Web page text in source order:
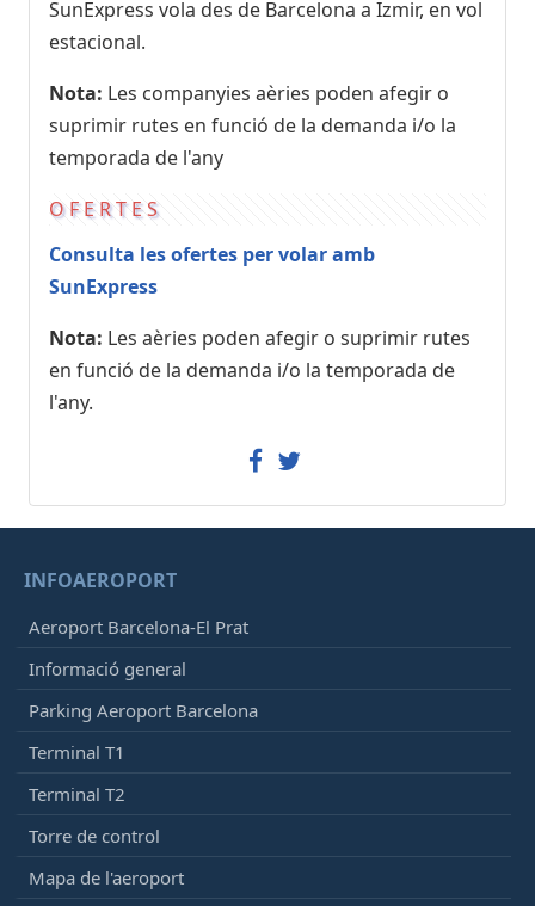
SunExpress vola des de Barcelona a Izmir, en vol
estacional.
Nota: Les companyies aèries poden afegir o
suprimir rutes en funció de la demanda i/o la
temporada de l'any
OFERTES
Consulta les ofertes per volar amb
SunExpress
Nota: Les aèries poden afegir o suprimir rutes
en funció de la demanda i/o la temporada de
l'any.
INFOAEROPORT
Aeroport Barcelona-El Prat
Informació general
Parking Aeroport Barcelona
Terminal T1
Terminal T2
Torre de control
Mapa de l'aeroport